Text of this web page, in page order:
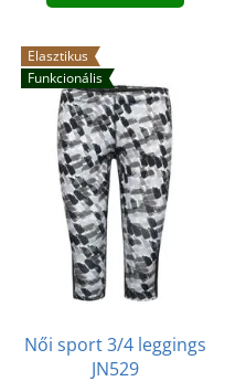
Elasztikus
Funkcionális
Női sport 3/4 leggings
JN529